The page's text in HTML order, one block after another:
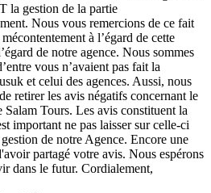
la gestion de la partie
Nous vous remercions de ce fait
à l’égard de cette
de notre agence. Nous sommes
vous n’avaient pas fait la
et celui des agences. Aussi, nous
retirer les avis négatifs concernant le
Tours. Les avis constituent la
important ne pas laisser sur celle-ci
de notre Agence. Encore une
partagé votre avis. Nous espérons
dans le futur. Cordialement,